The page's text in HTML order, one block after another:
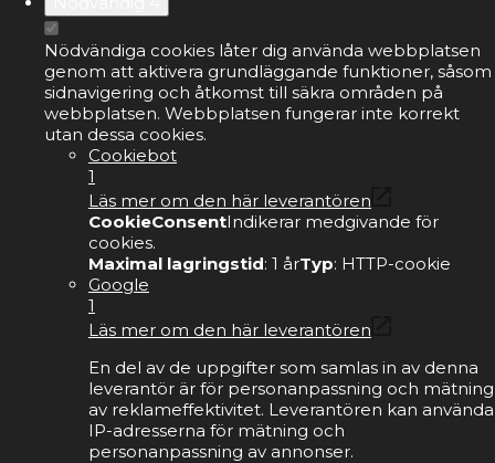
Nödvändiga cookies låter dig använda webbplatsen
genom att aktivera grundläggande funktioner, såsom
sidnavigering och åtkomst till säkra områden på
webbplatsen. Webbplatsen fungerar inte korrekt
utan dessa cookies.
Cookiebot
1
Läs mer om den här leverantören
CookieConsentIndikerar medgivande för
cookies.
Maximal lagringstid: 1 årTyp: HTTP-cookie
Google
1
Läs mer om den här leverantören
En del av de uppgifter som samlas in av denna
leverantör är för personanpassning och mätning
av reklameffektivitet. Leverantören kan använda
IP-adresserna för mätning och
personanpassning av annonser.